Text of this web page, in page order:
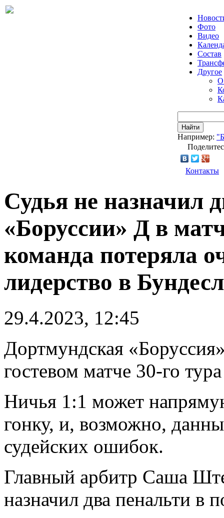
Фото
Видео
Состав
Другое
О
Найти
Например:
Контакты
Судья не назначил
«Боруссии» Д в
команда потеряла
лидерство в
29.4.2023, 12:45
Дортмундская
гостевом матче 30-го
Ничья 1:1 может
гонку, и, возможно,
судейских ошибок.
Главный арбитр Саша
назначил два пенальти в